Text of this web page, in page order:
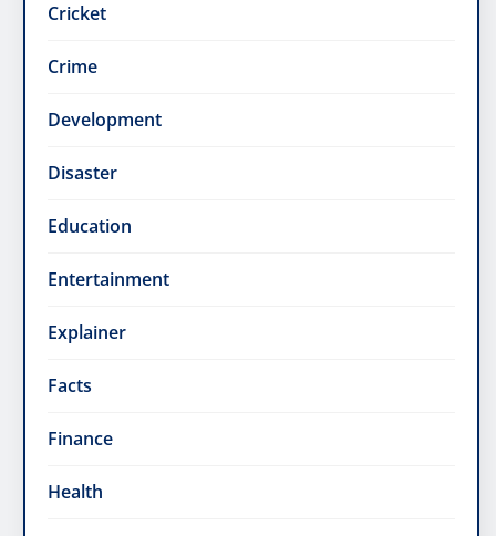
Cricket
Crime
Development
Disaster
Education
Entertainment
Explainer
Facts
Finance
Health